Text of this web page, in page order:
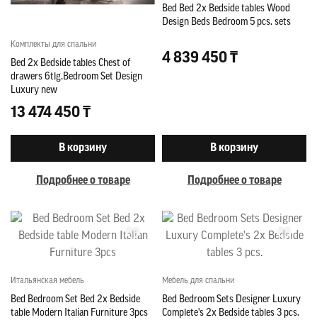
Комплекты для спальни
Bed 2x Bedside tables Chest of
drawers 6tlg.Bedroom Set Design
Luxury new
13 474 450 ₸
В корзину
Подробнее о товаре
Bed Bed 2x Bedside tables Wood
Design Beds Bedroom 5 pcs. sets
4 839 450 ₸
В корзину
Подробнее о товаре
Итальянская мебель
Bed Bedroom Set Bed 2x Bedside
table Modern Italian Furniture 3pcs
Мебель для спальни
Bed Bedroom Sets Designer Luxury
Complete's 2x Bedside tables 3 pcs.